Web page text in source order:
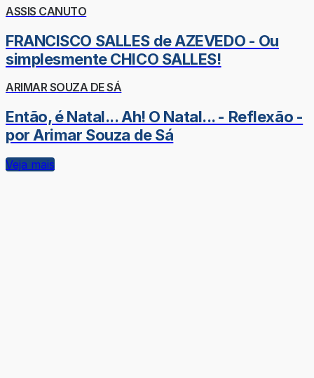
ASSIS CANUTO
FRANCISCO SALLES de AZEVEDO - Ou
simplesmente CHICO SALLES!
ARIMAR SOUZA DE SÁ
Então, é Natal... Ah! O Natal... - Reflexão -
por Arimar Souza de Sá
Veja mais